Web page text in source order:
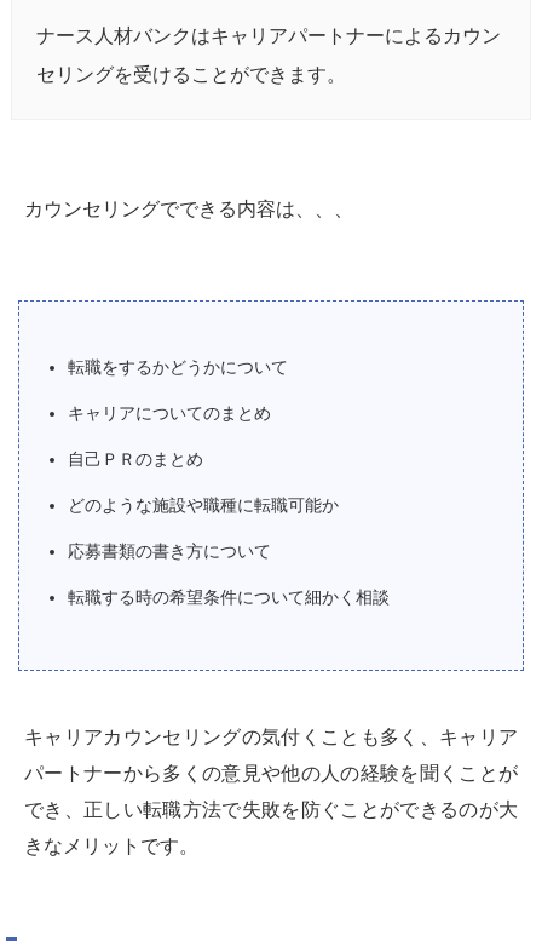
ナース人材バンクはキャリアパートナーによるカウン
セリングを受けることができます。
カウンセリングでできる内容は、、、
転職をするかどうかについて
キャリアについてのまとめ
自己ＰＲのまとめ
どのような施設や職種に転職可能か
応募書類の書き方について
転職する時の希望条件について細かく相談
キャリアカウンセリングの気付くことも多く、キャリア
パートナーから多くの意見や他の人の経験を聞くことが
でき、正しい転職方法で失敗を防ぐことができるのが大
きなメリットです。